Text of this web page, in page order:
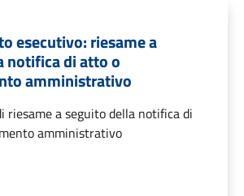
esecutivo: riesame a
notifica di atto o
amministrativo
riesame a seguito della notifica di
amministrativo